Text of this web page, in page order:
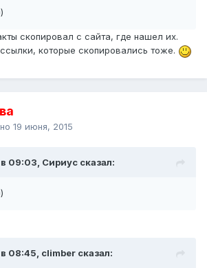
скопировал с сайта, где нашел их.
которые скопировались тоже.
19 июня, 2015
09:03, Сириус сказал:
08:45, climber сказал: